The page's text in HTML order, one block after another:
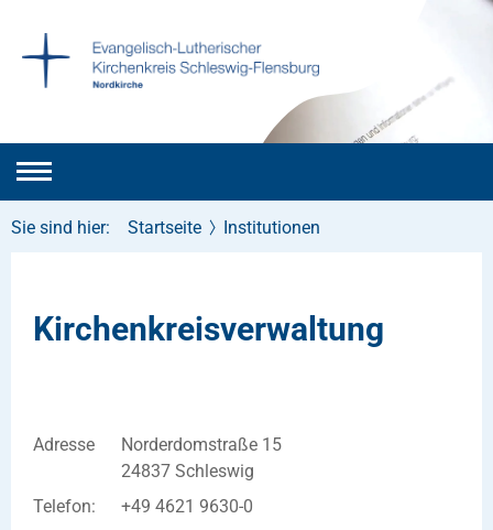
Sie sind hier: Startseite Institutionen
Kirchenkreisverwaltung
Adresse
Norderdomstraße 15
24837 Schleswig
Telefon:
+49 4621 9630-0